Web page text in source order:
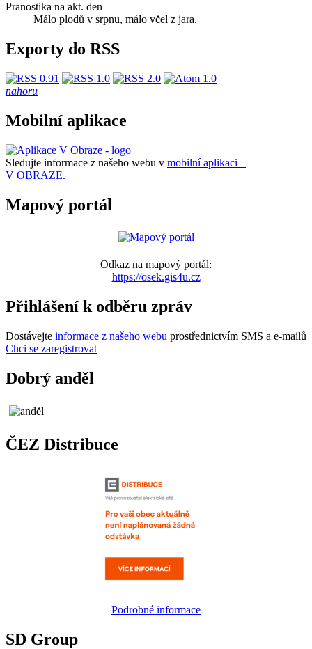
Pranostika na akt. den
Málo plodů v srpnu, málo včel z jara.
Exporty do RSS
nahoru
Mobilní aplikace
Sledujte informace z našeho webu v mobilní aplikaci –
V OBRAZE.
Mapový portál
Odkaz na mapový portál:
https://osek.gis4u.cz
Přihlášení k odběru zpráv
Dostávejte informace z našeho webu prostřednictvím SMS a e-mailů
Chci se zaregistrovat
Dobrý anděl
ČEZ Distribuce
Podrobné informace
SD Group